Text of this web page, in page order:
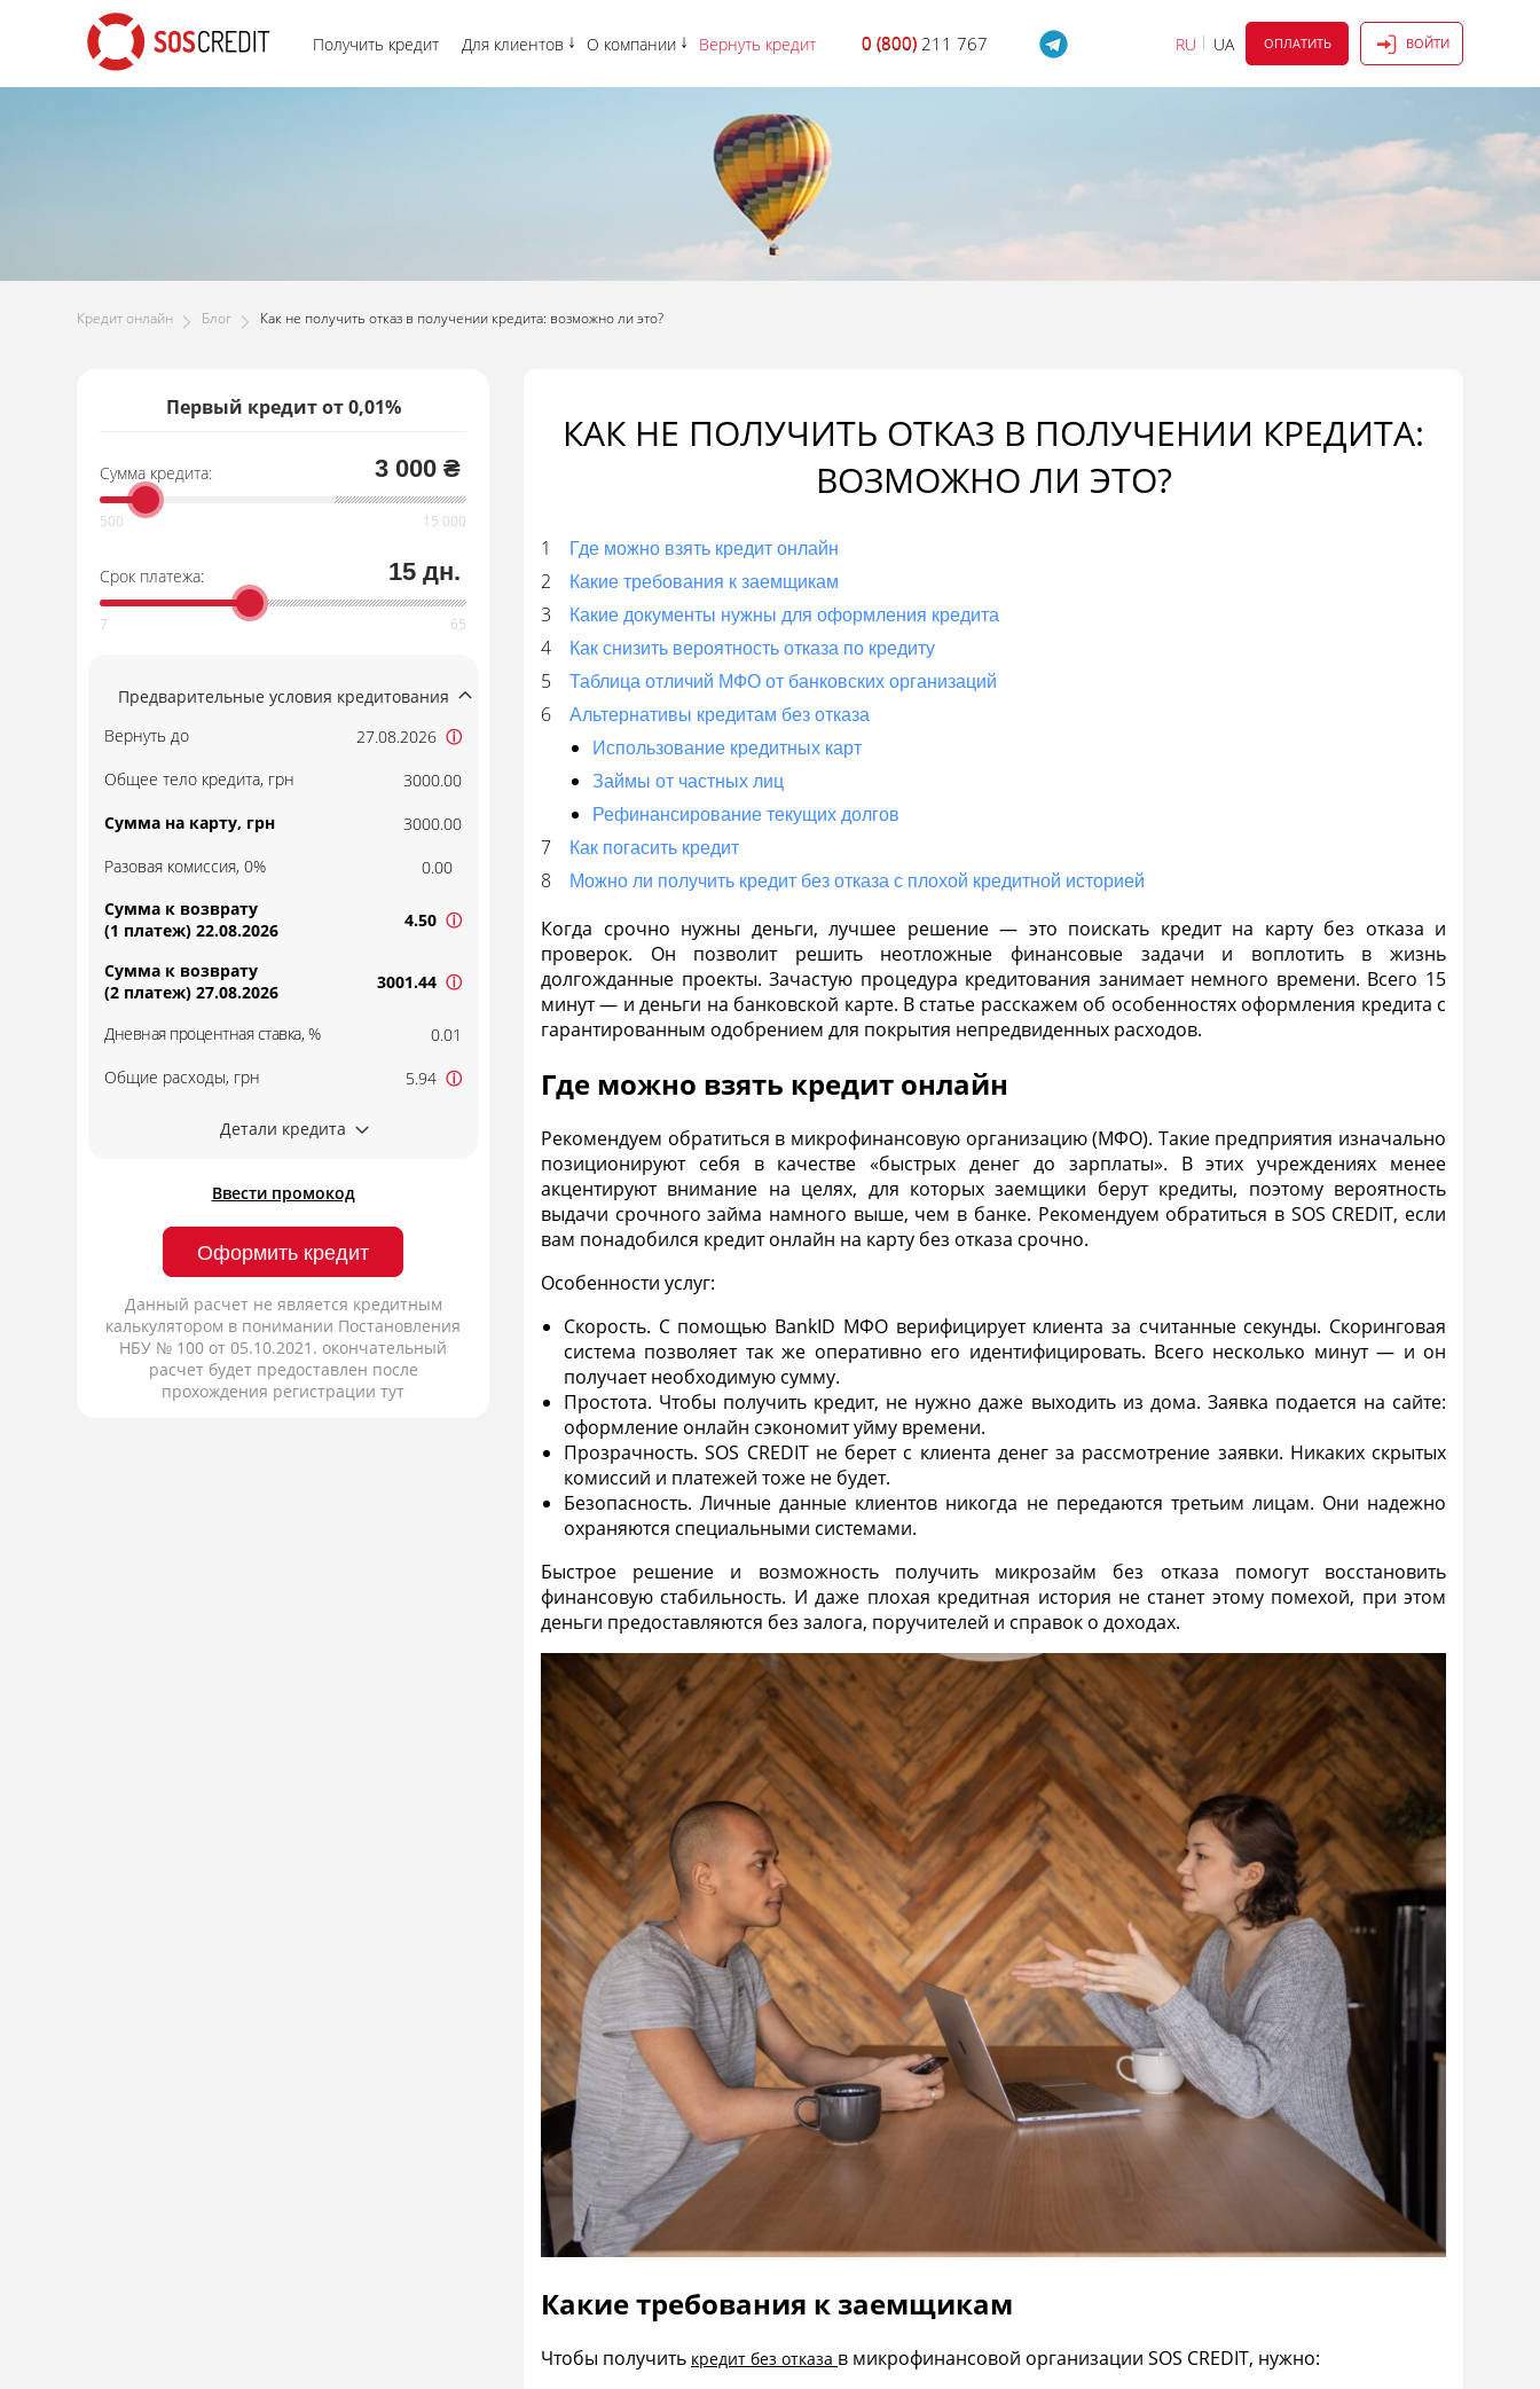
Получить кредит Для клиентов О компании Вернуть кредит 0 (800)
0 (800) 211 767 RU UA ОПЛАТИТЬ ВОЙТИ
Кредит онлайн Блог Как не получить отказ в получении кредита: возможно ли это?
Первый кредит от 0,01%
Сумма кредита: 3 000 ₴
Срок платежа: 15 дн.
Предварительные условия кредитования
Вернуть до
27.08.2026 ⓘ
Общее тело кредита, грн
3000.00
Сумма на карту, грн
3000.00
Разовая комиссия, 0%
0.00
Сумма к возврату
(1 платеж) 22.08.2026
4.50 ⓘ
Сумма к возврату
(2 платеж) 27.08.2026
3001.44 ⓘ
Дневная процентная ставка, %
0.01
Общие расходы, грн
5.94 ⓘ
Детали кредита
Ввести промокод
Оформить кредит
Данный расчет не является кредитным
калькулятором в понимании Постановления
НБУ № 100 от 05.10.2021. окончательный
расчет будет предоставлен после
прохождения регистрации тут
КАК НЕ ПОЛУЧИТЬ ОТКАЗ В ПОЛУЧЕНИИ КРЕДИТА:
ВОЗМОЖНО ЛИ ЭТО?
Где можно взять кредит онлайн
Какие требования к заемщикам
Какие документы нужны для оформления кредита
Как снизить вероятность отказа по кредиту
Таблица отличий МФО от банковских организаций
Альтернативы кредитам без отказа
Использование кредитных карт
Займы от частных лиц
Рефинансирование текущих долгов
Как погасить кредит
Можно ли получить кредит без отказа с плохой кредитной историей
Когда срочно нужны деньги, лучшее решение — это поискать кредит на карту без отказа и
проверок. Он позволит решить неотложные финансовые задачи и воплотить в жизнь
долгожданные проекты. Зачастую процедура кредитования занимает немного времени. Всего 15
минут — и деньги на банковской карте. В статье расскажем об особенностях оформления кредита с
гарантированным одобрением для покрытия непредвиденных расходов.
Где можно взять кредит онлайн
Рекомендуем обратиться в микрофинансовую организацию (МФО). Такие предприятия изначально
позиционируют себя в качестве «быстрых денег до зарплаты». В этих учреждениях менее
акцентируют внимание на целях, для которых заемщики берут кредиты, поэтому вероятность
выдачи срочного займа намного выше, чем в банке. Рекомендуем обратиться в SOS CREDIT, если
вам понадобился кредит онлайн на карту без отказа срочно.
Особенности услуг:
Скорость. С помощью BankID МФО верифицирует клиента за считанные секунды. Скоринговая
система позволяет так же оперативно его идентифицировать. Всего несколько минут — и он
получает необходимую сумму.
Простота. Чтобы получить кредит, не нужно даже выходить из дома. Заявка подается на сайте:
оформление онлайн сэкономит уйму времени.
Прозрачность. SOS CREDIT не берет с клиента денег за рассмотрение заявки. Никаких скрытых
комиссий и платежей тоже не будет.
Безопасность. Личные данные клиентов никогда не передаются третьим лицам. Они надежно
охраняются специальными системами.
Быстрое решение и возможность получить микрозайм без отказа помогут восстановить
финансовую стабильность. И даже плохая кредитная история не станет этому помехой, при этом
деньги предоставляются без залога, поручителей и справок о доходах.
Какие требования к заемщикам
Чтобы получить кредит без отказа в микрофинансовой организации SOS CREDIT, нужно: